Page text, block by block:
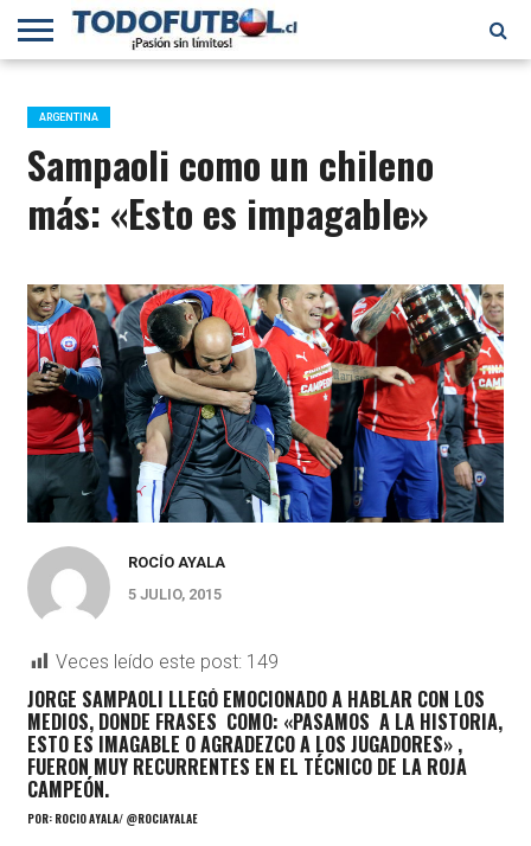
PRIMERA
B
SELECCIÓN
CHILENA
CHILENOS
EN EL
MUNDO
FÚTBOL
INTERNACIONAL
ARGENTINA
Sampaoli como un chileno
más: «Esto es impagable»
ROCÍO AYALA
5 JULIO, 2015
Veces leído este post: 149
JORGE SAMPAOLI LLEGÓ EMOCIONADO A HABLAR CON LOS
MEDIOS, DONDE FRASES COMO: «PASAMOS A LA HISTORIA,
ESTO ES IMAGABLE O AGRADEZCO A LOS JUGADORES» ,
FUERON MUY RECURRENTES EN EL TÉCNICO DE LA ROJA
CAMPEÓN.
POR: ROCÍO AYALA/ @ROCIAYALAE